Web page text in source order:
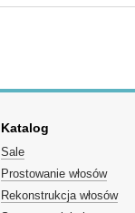
Katalog
Sale
Prostowanie włosów
Rekonstrukcja włosów